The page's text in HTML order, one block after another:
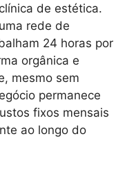
de estética.
rede de
24 horas por
orgânica e
mesmo sem
permanece
fixos mensais
ao longo do